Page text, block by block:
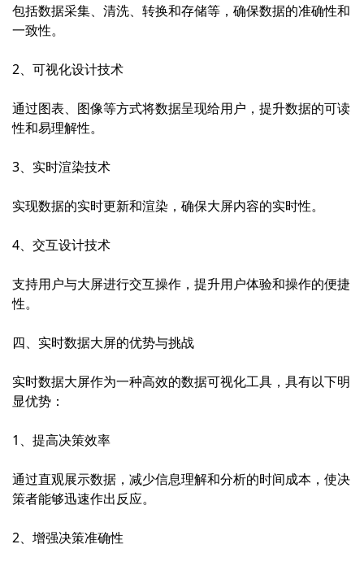
包括数据采集、清洗、转换和存储等，确保数据的准确性和
一致性。
2、可视化设计技术
通过图表、图像等方式将数据呈现给用户，提升数据的可读
性和易理解性。
3、实时渲染技术
实现数据的实时更新和渲染，确保大屏内容的实时性。
4、交互设计技术
支持用户与大屏进行交互操作，提升用户体验和操作的便捷
性。
四、实时数据大屏的优势与挑战
实时数据大屏作为一种高效的数据可视化工具，具有以下明
显优势：
1、提高决策效率
通过直观展示数据，减少信息理解和分析的时间成本，使决
策者能够迅速作出反应。
2、增强决策准确性